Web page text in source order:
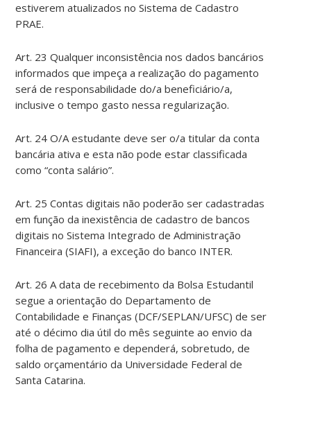
estiverem atualizados no Sistema de Cadastro
PRAE.
Art. 23 Qualquer inconsistência nos dados bancários
informados que impeça a realização do pagamento
será de responsabilidade do/a beneficiário/a,
inclusive o tempo gasto nessa regularização.
Art. 24 O/A estudante deve ser o/a titular da conta
bancária ativa e esta não pode estar classificada
como “conta salário”.
Art. 25 Contas digitais não poderão ser cadastradas
em função da inexistência de cadastro de bancos
digitais no Sistema Integrado de Administração
Financeira (SIAFI), a exceção do banco INTER.
Art. 26 A data de recebimento da Bolsa Estudantil
segue a orientação do Departamento de
Contabilidade e Finanças (DCF/SEPLAN/UFSC) de ser
até o décimo dia útil do mês seguinte ao envio da
folha de pagamento e dependerá, sobretudo, de
saldo orçamentário da Universidade Federal de
Santa Catarina.